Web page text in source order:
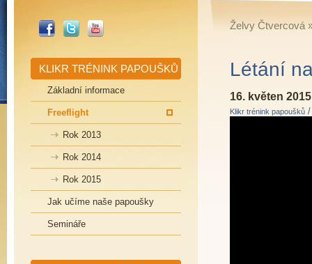
_FACEBOOK
_TWITTER_YOUTUBE
KLIKR TRÉNINK PAPOUŠKŮ
Základní informace
Freeflight
Rok 2013
Rok 2014
Rok 2015
Jak učíme naše papoušky
Semináře
Želvy Čtvercová
Létání
16. květen 2015
Klikr trénink papoušků